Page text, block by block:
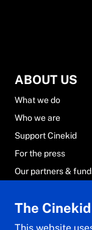
ABOUT US
What we do
Who we are
Support Cinekid
For the press
Our partners &
FAQs
Contact & team
The